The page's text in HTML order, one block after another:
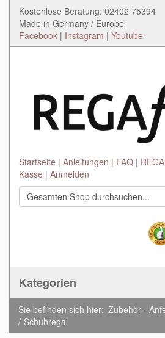
Kostenlose Beratung: 02402 75394
Made in Germany / Europe
Facebook | Instagram | Youtube
Startseite Anleitungen FAQ
Kasse
Anmelden
Kategorien
Sie befinden sich hier: Zubehör -
Schuhregal